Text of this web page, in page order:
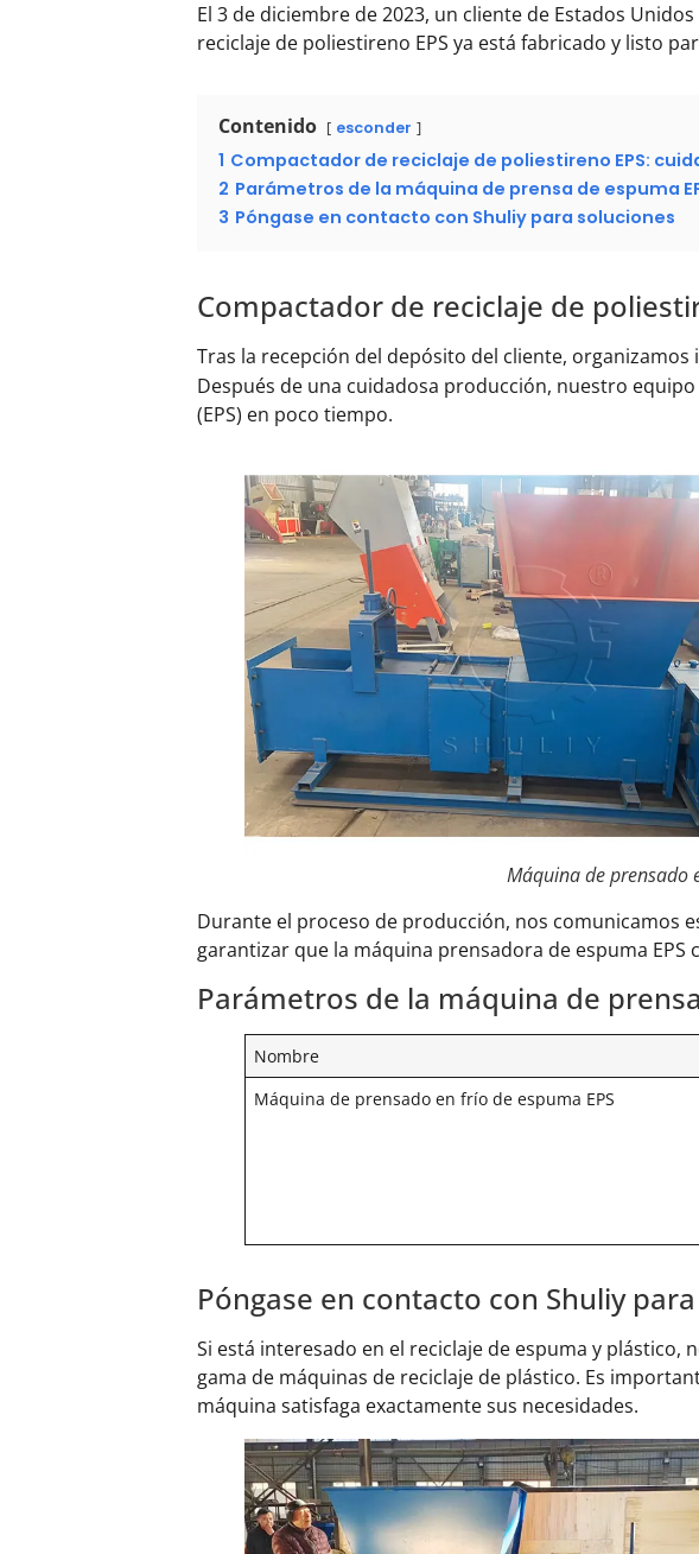
El 3 de diciembre de 2023, un cliente de Estados
reciclaje de poliestireno EPS ya está fabricado y listo
Contenido esconder
1 Compactador de reciclaje de poliestireno EPS:
2 Parámetros de la máquina de prensa de espuma
3 Póngase en contacto con Shuliy para soluciones
Compactador de reciclaje de
Tras la recepción del depósito del cliente,
Después de una cuidadosa producción, nuestro
(EPS) en poco tiempo.
Máquina de prensado
Durante el proceso de producción, nos comunicamos
garantizar que la máquina prensadora de espuma
Parámetros de la máquina de
Nombre
Máquina de prensado en frío de espuma EPS
Póngase en contacto con Shuliy
Si está interesado en el reciclaje de espuma y
gama de máquinas de reciclaje de plástico. Es
máquina satisfaga exactamente sus necesidades.